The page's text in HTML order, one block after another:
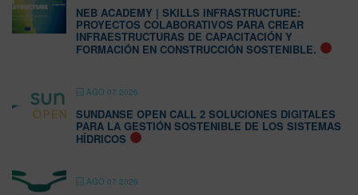
NEB ACADEMY | SKILLS INFRASTRUCTURE:
PROYECTOS COLABORATIVOS PARA CREAR
INFRAESTRUCTURAS DE CAPACITACIÓN Y
FORMACIÓN EN CONSTRUCCIÓN SOSTENIBLE.
AGO 07 2026
SUNDANSE OPEN CALL 2 SOLUCIONES DIGITALES
PARA LA GESTIÓN SOSTENIBLE DE LOS SISTEMAS
HÍDRICOS
AGO 07 2026